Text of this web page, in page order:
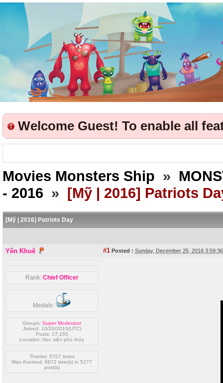
Welcome Guest! To enable all
Movies Monsters Ship »
- 2016 » [Mỹ | 2016] Patriots
[Mỹ | 2016] Patriots Day
Yên Khuê #1 Posted : Sunday, December 25, 2016
Rank: Chief Officer
Medals:
Groups: Super Moderator
Joined: 10/20/2010(UTC)
Posts: 17,155
Location: Học viện phù thủy
Thanks: 5707 times
Was thanked: 6972 time(s) in 5277
post(s)